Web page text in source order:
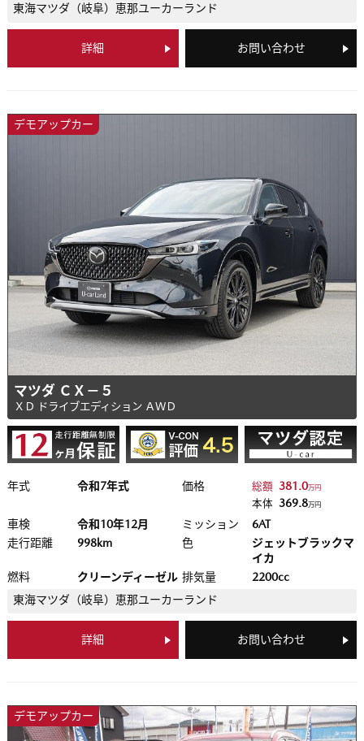
東海マツダ（岐阜） 恵那ユーカーランド
詳細 お問い合わせ
デモアップカー
マツダ ＣＸ－５
ＸＤ ドライブエディション ＡＷＤ
年式 令和7年式 価格 総額 381.0万円
本体 369.8万円
車検 令和10年12月 ミッション
6AT
走行距離
998km 色
ジェットブラックマ
イカ
燃料
クリーンディーゼル 排気量
2200cc
東海マツダ（岐阜） 恵那ユーカーランド
詳細 お問い合わせ
デモアップカー